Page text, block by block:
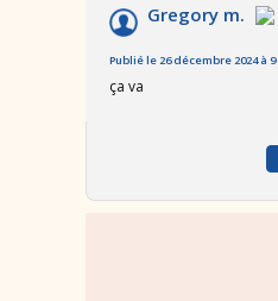
Gregory m.
Publié le 26 décembre 2024 à 9
ça va